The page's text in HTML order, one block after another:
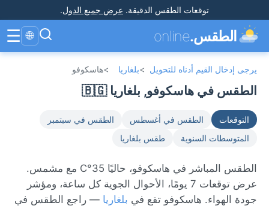
توقعات الطقس الدقيقة. عرض جميع الدول.
الطقس.online
🌐
☰
يرجى إدخال القيم أدناه للتحويل >بلغاريا >هاسكوفو
الطقس في هاسكوفو, بلغاريا 🇧🇬
التوقعات الطقس في أغسطس
الطقس في سبتمبر
المتوسطات السنوية
طقس بلغاريا
الطقس المباشر في هاسكوفو، حاليًا 35°C مع مشمس.
عرض توقعات 7 يومًا، الأحوال الجوية كل ساعة، ومؤشر
جودة الهواء. هاسكوفو تقع في بلغاريا — راجع الطقس في